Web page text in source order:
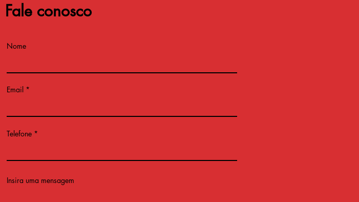
Fale conosco
Nome
Email
Telefone
Insira uma mensagem